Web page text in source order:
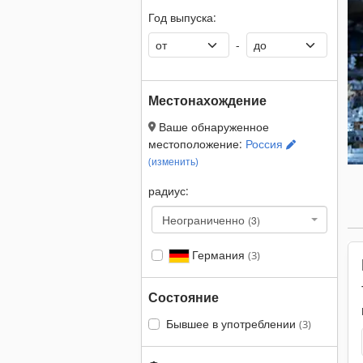
Год выпуска:
-
Местонахождение
Ваше обнаруженное
местоположение: Россия
(изменить)
радиус:
Неограниченно (3)
Германия (3)
Состояние
Бывшее в употреблении (3)